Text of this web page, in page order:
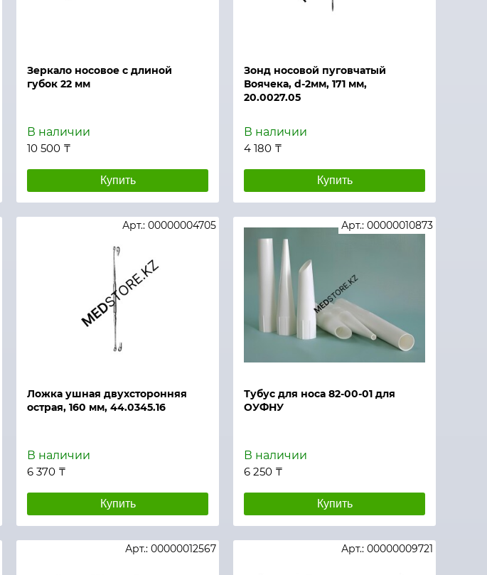
Зеркало носовое с длиной
губок 22 мм
В наличии
10 500 ₸
Купить
Зонд носовой пуговчатый
Воячека, d-2мм, 171 мм,
20.0027.05
В наличии
4 180 ₸
Купить
Ложка ушная двухсторонняя
острая, 160 мм, 44.0345.16
Арт.: 00000004705
В наличии
6 370 ₸
Купить
Тубус для носа 82-00-01 для
ОУФНУ
Арт.: 00000010873
В наличии
6 250 ₸
Купить
Арт.: 00000012567 Арт.: 00000009721